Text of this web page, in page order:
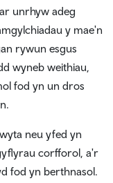
unrhyw adeg
y mae'n
rywun esgus
wyneb weithiau,
fod yn un dros
neu yfed yn
corfforol, a'r
fod yn berthnasol.